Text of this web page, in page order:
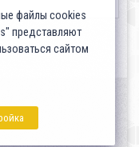
файлы cookies
представляют
сайтом